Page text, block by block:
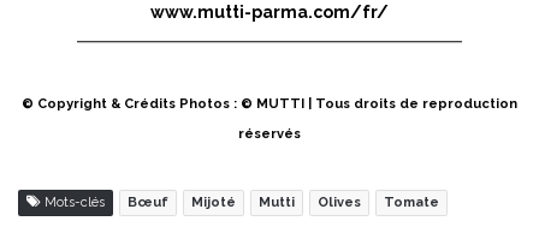
www.mutti-parma.com/fr/
© Copyright & Crédits Photos : © MUTTI | Tous droits de reproduction
réservés
Mots-clés Bœuf Mijoté Mutti Olives Tomate